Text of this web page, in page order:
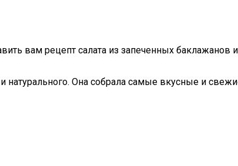
вам рецепт салата из запеченных баклажанов
натурального. Она собрала самые вкусные и